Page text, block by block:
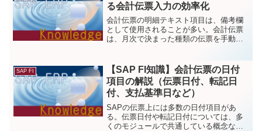
る会計伝票入力の効率化
会計伝票の明細テキスト項目は、備考欄
として使用されることが多い。会計伝票
は、月次で決まった種類の伝票を手動起
ばいけないケースがある。「明細テキス
トID」の機能を使うことにより、そうし
た定型文を明細テキスト項目上に簡単に
呼び出すことができ、伝票入力を効率化
できる。
SAP FI
【SAP FI知識】会計伝票の日付
項目の解説（伝票日付、転記日
付、支払基準日など）
SAPの伝票上には多数の日付項目があ
る。伝票日付や転記日付については、多
くのモジュールで共通している概念なの